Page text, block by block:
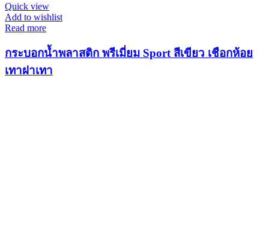
Quick view
Add to wishlist
Read more
กระบอกน้ำพลาสติก พรีเมี่ยม Sport สีเขียว เชือกห้อย
เทาฝาเทา